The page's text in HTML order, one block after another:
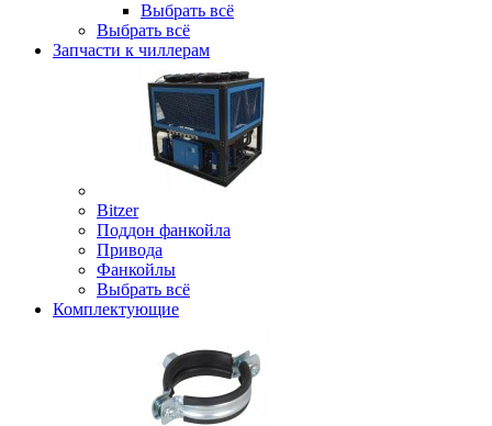
Выбрать всё
Выбрать всё
Запчасти к чиллерам
Bitzer
Поддон фанкойла
Привода
Фанкойлы
Выбрать всё
Комплектующие